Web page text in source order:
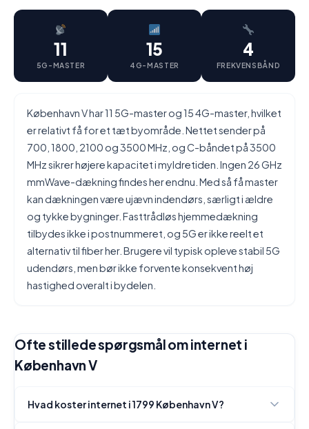
11
5G-MASTER
15
4G-MASTER
4
FREKVENSBÅND
København V har 11 5G-master og 15 4G-master, hvilket
er relativt få for et tæt byområde. Nettet sender på
700, 1800, 2100 og 3500 MHz, og C-båndet på 3500
MHz sikrer højere kapacitet i myldretiden. Ingen 26 GHz
mmWave-dækning findes her endnu. Med så få master
kan dækningen være ujævn indendørs, særligt i ældre
og tykke bygninger. Fasttrådløs hjemmedækning
tilbydes ikke i postnummeret, og 5G er ikke reelt et
alternativ til fiber her. Brugere vil typisk opleve stabil 5G
udendørs, men bør ikke forvente konsekvent høj
hastighed overalt i bydelen.
Ofte stillede spørgsmål om internet i
København V
Hvad koster internet i 1799 København V?